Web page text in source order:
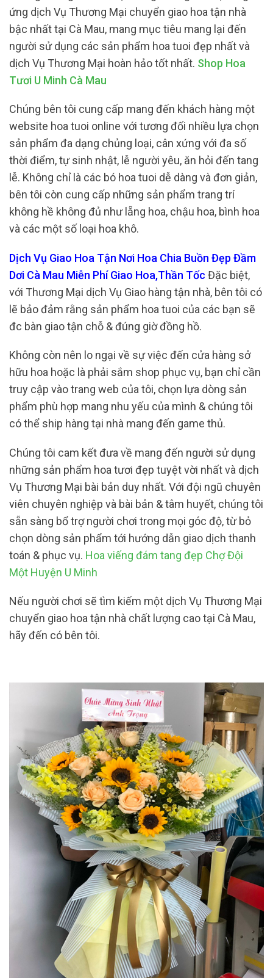
ứng dịch Vụ Thương Mại chuyển giao hoa tận nhà
bậc nhất tại Cà Mau, mang mục tiêu mang lại đến
người sử dụng các sản phẩm hoa tuoi đẹp nhất và
dịch Vụ Thương Mại hoàn hảo tốt nhất. Shop Hoa
Tươi U Minh Cà Mau
Chúng bên tôi cung cấp mang đến khách hàng một
website hoa tuoi online với tương đối nhiều lựa chọn
sản phẩm đa dạng chủng loại, cân xứng với đa số
thời điểm, tự sinh nhật, lễ người yêu, ăn hỏi đến tang
lễ. Không chỉ là các bó hoa tuoi dễ dàng và đơn giản,
bên tôi còn cung cấp những sản phẩm trang trí
không hề không đủ như lẵng hoa, chậu hoa, bình hoa
và các một số loại hoa khô.
Dịch Vụ Giao Hoa Tận Nơi Hoa Chia Buồn Đẹp Đầm
Dơi Cà Mau Miễn Phí Giao Hoa,Thần Tốc Đặc biệt,
với Thương Mại dịch Vụ Giao hàng tận nhà, bên tôi có
lẽ bảo đảm rằng sản phẩm hoa tuoi của các bạn sẽ
đc bàn giao tận chỗ & đúng giờ đồng hồ.
Không còn nên lo ngại về sự việc đến cửa hàng sở
hữu hoa hoặc là phải sắm shop phục vụ, bạn chỉ cần
truy cập vào trang web của tôi, chọn lựa dòng sản
phẩm phù hợp mang nhu yếu của mình & chúng tôi
có thể ship hàng tại nhà mang đến game thủ.
Chúng tôi cam kết đưa về mang đến người sử dụng
những sản phẩm hoa tươi đẹp tuyệt vời nhất và dịch
Vụ Thương Mại bài bản duy nhất. Với đội ngũ chuyên
viên chuyên nghiệp và bài bản & tâm huyết, chúng tôi
sẵn sàng bổ trợ người chơi trong mọi góc độ, từ bỏ
chọn dòng sản phẩm tới hướng dẫn giao dịch thanh
toán & phục vụ. Hoa viếng đám tang đẹp Chợ Đội
Một Huyện U Minh
Nếu người chơi sẽ tìm kiếm một dịch Vụ Thương Mại
chuyển giao hoa tận nhà chất lượng cao tại Cà Mau,
hãy đến có bên tôi.